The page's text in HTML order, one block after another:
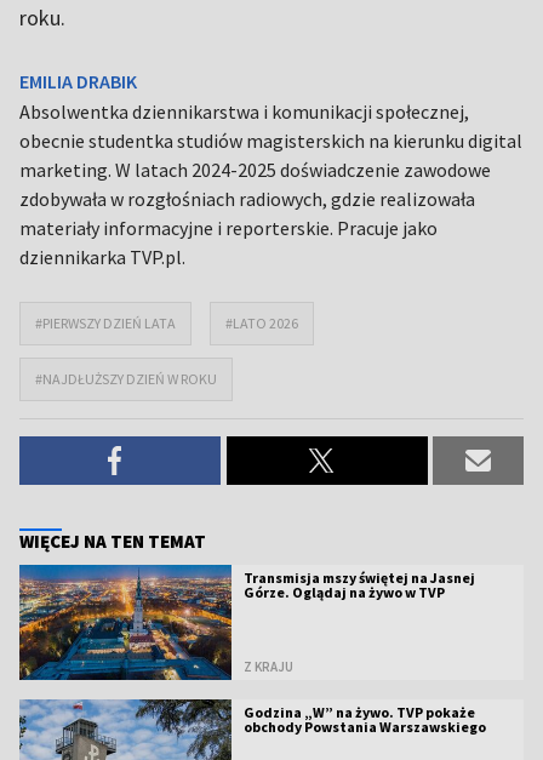
roku.
EMILIA DRABIK
Absolwentka dziennikarstwa i komunikacji społecznej,
obecnie studentka studiów magisterskich na kierunku digital
marketing. W latach 2024-2025 doświadczenie zawodowe
zdobywała w rozgłośniach radiowych, gdzie realizowała
materiały informacyjne i reporterskie. Pracuje jako
dziennikarka TVP.pl.
#PIERWSZY DZIEŃ LATA #LATO 2026
#NAJDŁUŻSZY DZIEŃ W ROKU
WIĘCEJ NA TEN TEMAT
Transmisja mszy świętej na Jasnej
Górze. Oglądaj na żywo w TVP
Z KRAJU
Godzina „W” na żywo. TVP pokaże
obchody Powstania Warszawskiego